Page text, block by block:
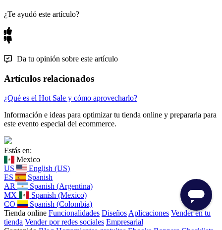
¿Te ayudó este artículo?
Da tu opinión sobre este artículo
Artículos relacionados
¿Qué es el Hot Sale y cómo aprovecharlo?
Información e ideas para optimizar tu tienda online y prepararla para
este evento especial del ecommerce.
Estás en:
Mexico
US
English (US)
ES
Spanish
AR
Spanish (Argentina)
MX
Spanish (Mexico)
CO
Spanish (Colombia)
Tienda online Funcionalidades Diseños Aplicaciones Vender en tu
tienda Vender por redes sociales Empresarial